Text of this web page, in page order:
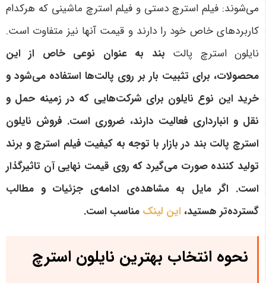
می‌شوند: فیلم استرچ دستی و فیلم استرچ ماشینی که هرکدام
کاربردهای خاص خود را دارند و قیمت آنها نیز متفاوت است.
نایلون استرچ پالت بند به عنوان نوعی خاص از این
محصولات، برای تثبیت بار بر روی پالت‌ها استفاده می‌شود و
خرید این نوع نایلون برای شرکت‌هایی که در زمینه حمل و
نقل و انبارداری فعالیت دارند، ضروری است. فروش نایلون
استرچ پالت بند در بازار با توجه به کیفیت فیلم استرچ و برند
تولید کننده صورت می‌گیرد که روی قیمت نهایی آن تاثیرگذار
است. اگر مایل به مشاهده‌ی ادامه‌ی جزئیات و مطالب
گسترده‌تر هستید، این لینک مناسب است.
نحوه انتخاب بهترین نایلون استرچ